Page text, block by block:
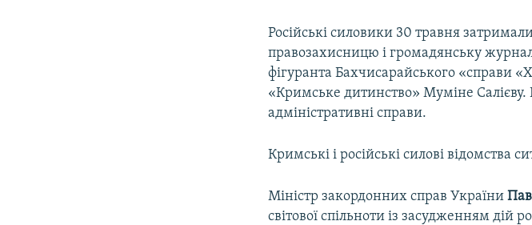
Російські силовики 30 травня
правозахисницю і громадянську
фігуранта Бахчисарайського «справи
«Кримське дитинство» Муміне Салієву.
адміністративні справи.
Кримські і російські силові відомства
Міністр закордонних справ України
світової спільноти із засудженням дій